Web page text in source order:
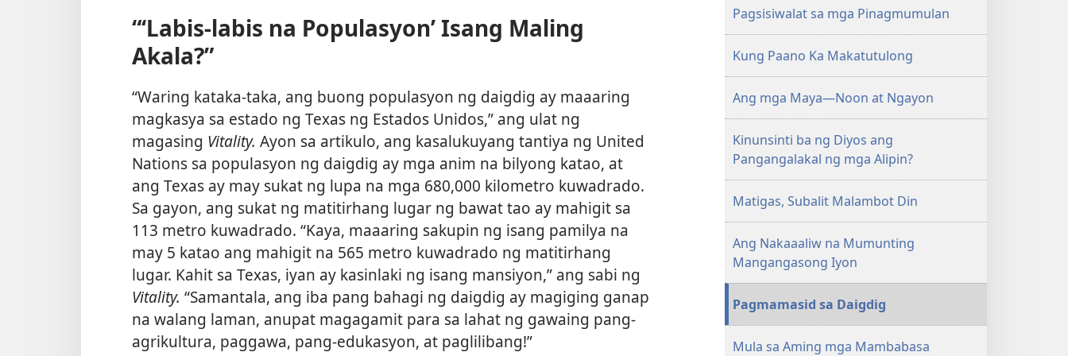
“‘Labis-labis na Populasyon’ Isang Maling
Akala?”
“Waring kataka-taka, ang buong populasyon ng daigdig ay maaaring
magkasya sa estado ng Texas ng Estados Unidos,” ang ulat ng
magasing Vitality. Ayon sa artikulo, ang kasalukuyang tantiya ng United
Nations sa populasyon ng daigdig ay mga anim na bilyong katao, at
ang Texas ay may sukat ng lupa na mga 680,000 kilometro kuwadrado.
Sa gayon, ang sukat ng matitirhang lugar ng bawat tao ay mahigit sa
113 metro kuwadrado. “Kaya, maaaring sakupin ng isang pamilya na
may 5 katao ang mahigit na 565 metro kuwadrado ng matitirhang
lugar. Kahit sa Texas, iyan ay kasinlaki ng isang mansiyon,” ang sabi ng
Vitality. “Samantala, ang iba pang bahagi ng daigdig ay magiging ganap
na walang laman, anupat magagamit para sa lahat ng gawaing pang-
agrikultura, paggawa, pang-edukasyon, at paglilibang!”
Pagsisiwalat sa mga Pinagmumulan
Kung Paano Ka Makatutulong
Ang mga Maya—Noon at Ngayon
Kinunsinti ba ng Diyos ang
Pangangalakal ng mga Alipin?
Matigas, Subalit Malambot Din
Ang Nakaaaliw na Mumunting
Mangangasong Iyon
Pagmamasid sa Daigdig
Mula sa Aming mga Mambabasa